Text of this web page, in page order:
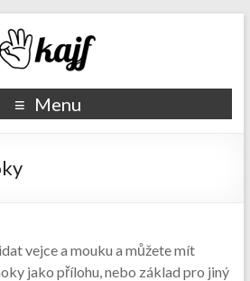
Menu
vejce a mouku a můžete mít
jako přílohu, nebo základ pro jiný